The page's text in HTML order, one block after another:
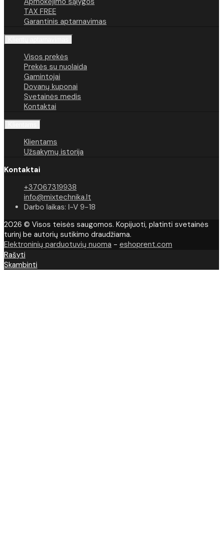
TAX FREE
Garantinis aptarnavimas
Visos prekės
Prekės su nuolaida
Gamintojai
Dovanų kuponai
Svetainės medis
Kontaktai
Klientams
Užsakymų istorija
Kontaktai
+37067319938
info@mixtechnika.lt
Darbo laikas: I-V 9-18
2026 © Visos teisės saugomos. Kopijuoti, platinti svetainės
turinį be autorių sutikimo draudžiama.
Elektroninių parduotuvių nuoma - eshoprent.com
Rašyti
Skambinti